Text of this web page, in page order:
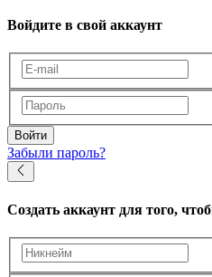
Войдите в свой аккаунт
Войти
Забыли пароль?
Создать аккаунт для того,